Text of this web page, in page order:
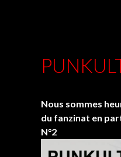
Nous sommes
du fanzinat en
N°2